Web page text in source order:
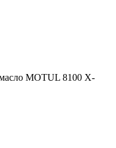
MOTUL 8100 X-